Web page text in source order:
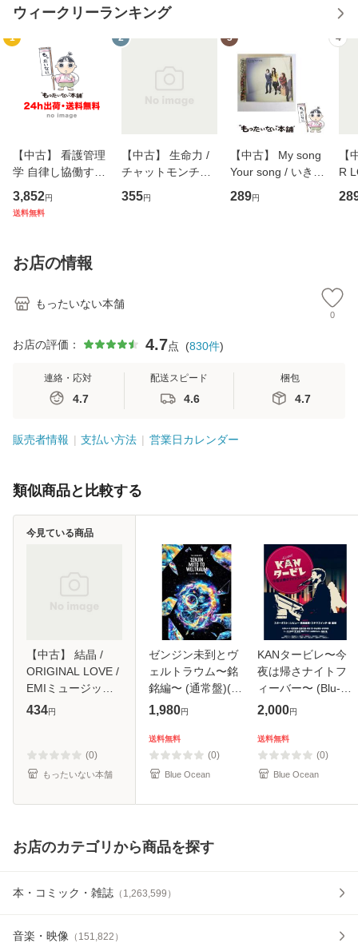
ウィークリーランキング
1
【中古】 看護管理
学 自律し協働する
専門職の看護マネ
ジメントスキル 改
恵 藤本幸三 / 南江
堂 [単行
3,852円
送料無料
2
【中古】 生命力 /
チャットモンチー /
キューンレコード
[CD]【メール便送
355円
3
【中古】 My song
Your song / いきも
のがかり / [CD]
【メール便送料無
289円
4
【
R
産
お店の情報
もったいない本舗
0
お店の評価： 4.7点 (830件)
連絡・応対
4.7
配送スピード
4.6
梱包
4.7
販売者情報 支払い方法 営業日カレンダー
類似商品と比較する
【中古】 結晶 /
ORIGINAL LOVE /
EMIミュージッ
ク・ジャパン [CD]
434円
(0)
もったいない本舗
今見ている商品
ゼンジン未到とヴ
ェルトラウム〜銘
銘編〜 (通常盤)(2
枚組) [DVD]
1,980円
送料無料
(0)
Blue Ocean
KANタービレ〜今
夜は帰さナイトフ
ィーバー〜 (Blu-
ray)
2,000円
送料無料
(0)
Blue Ocean
お店のカテゴリから商品を探す
本・コミック・雑誌 （ 1,263,599 ）
音楽・映像 （ 151,822 ）